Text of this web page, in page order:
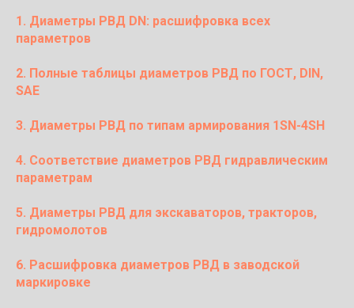
1. Диаметры РВД DN: расшифровка всех
параметров
2. Полные таблицы диаметров РВД по ГОСТ, DIN,
SAE
3. Диаметры РВД по типам армирования 1SN-4SH
4. Соответствие диаметров РВД гидравлическим
параметрам
5. Диаметры РВД для экскаваторов, тракторов,
гидромолотов
6. Расшифровка диаметров РВД в заводской
маркировке